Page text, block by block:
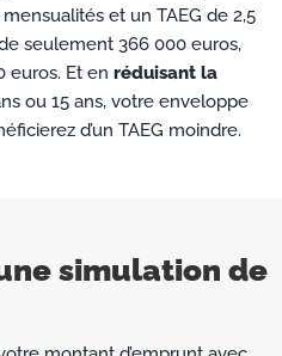
et un TAEG de 2,5
seulement 366 000 euros,
euros. Et en réduisant la
ou 15 ans, votre enveloppe
d’un TAEG moindre.
simulation de